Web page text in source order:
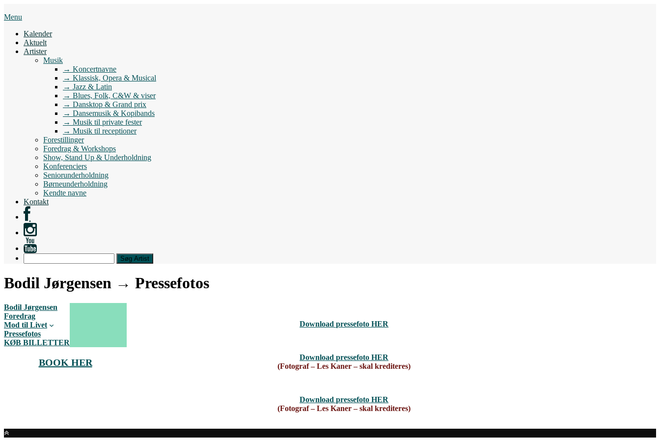
to
Menu
Kalender
Aktuelt
Artister
Musik
→ Koncertnavne
→ Klassisk, Opera & Musical
→ Jazz & Latin
→ Blues, Folk, C&W & viser
→ Dansktop & Grand prix
→ Dansemusik & Kopibands
→ Musik til private fester
→ Musik til receptioner
Forestillinger
Foredrag & Workshops
Show, Stand Up & Underholdning
Konferenciers
Seniorunderholdning
Børneunderholdning
Kendte navne
Kontakt
Bodil Jørgensen → Pressefotos
Bodil Jørgensen
Foredrag
Mod til Livet
Pressefotos
KØB BILLETTER
BOOK HER
Download pressefoto HER
Download pressefoto HER
(Fotograf – Les Kaner – skal krediteres)
Download pressefoto HER
(Fotograf – Les Kaner – skal krediteres)